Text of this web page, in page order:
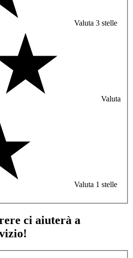
Valuta 3 stelle
Valuta
Valuta 1 stelle
ci aiuterà a